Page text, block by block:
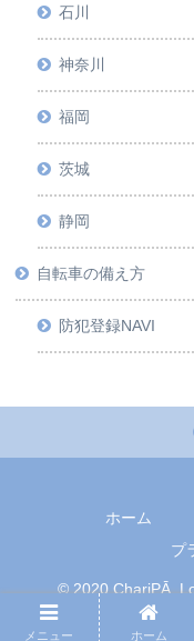
石川
神奈川
福岡
茨城
静岡
自転車の備え方
防犯登録NAVI
ホーム
プ
© 2020 ChariPĀ.
メニュー ホーム